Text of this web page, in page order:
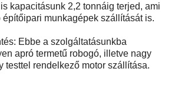
kapacitásunk 2,2 tonnáig terjed, ami
munkagépek szállítását is.
Ebbe a szolgáltatásunkba
apró termetű robogó, illetve nagy
testtel rendelkező motor szállítása.